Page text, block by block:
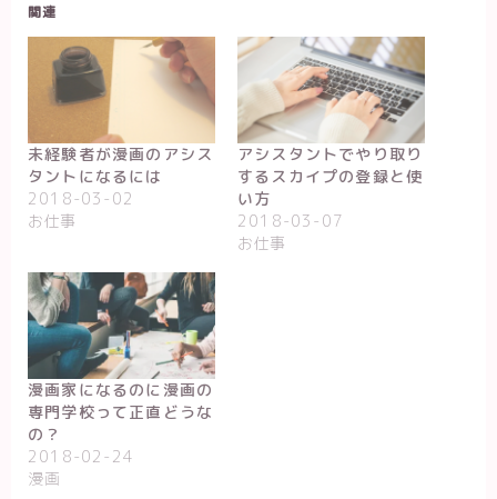
関連
未経験者が漫画のアシス
タントになるには
2018-03-02
お仕事
アシスタントでやり取り
するスカイプの登録と使
い方
2018-03-07
お仕事
漫画家になるのに漫画の
専門学校って正直どうな
の？
2018-02-24
漫画